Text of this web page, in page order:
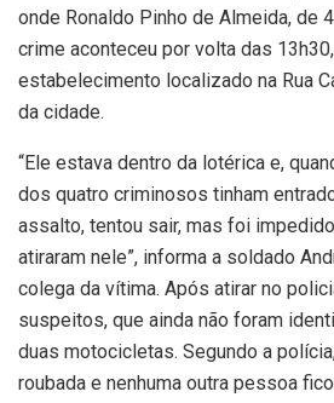
onde Ronaldo Pinho de Almeida, de
crime aconteceu por volta das
estabelecimento localizado na Rua
da cidade.
“Ele estava dentro da lotérica e,
dos quatro criminosos tinham
assalto, tentou sair, mas foi
atiraram nele”, informa a soldado
colega da vítima. Após atirar no
suspeitos, que ainda não foram
duas motocicletas. Segundo a
roubada e nenhuma outra pessoa